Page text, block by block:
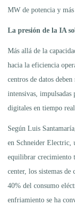
MW de potencia y
La presión de la IA
Más allá de la
hacia la eficiencia
centros de datos
intensivas,
digitales en tiempo real.
Según Luis
en Schneider Electric,
equilibrar crecimiento
center, los sistemas
40% del consumo
enfriamiento se ha